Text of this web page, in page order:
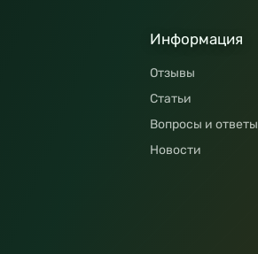
Информация
Отзывы
Статьи
Вопросы и ответы
Новости